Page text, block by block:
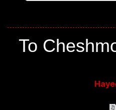
To